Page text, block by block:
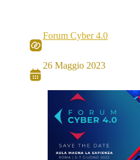
Forum Cyber 4.0
26 Maggio 2023